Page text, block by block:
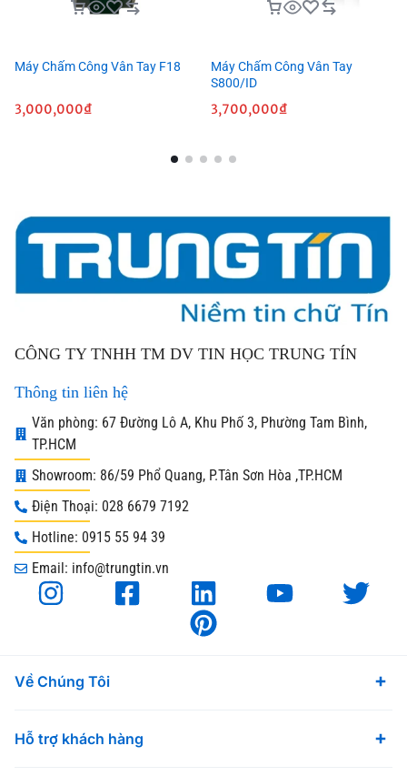
Máy Chấm Công Vân Tay F18
3,000,000₫
Máy Chấm Công Vân Tay
S800/ID
3,700,000₫
CÔNG TY TNHH TM DV TIN HỌC TRUNG TÍN
Thông tin liên hệ
Văn phòng: 67 Đường Lô A, Khu Phố 3, Phường Tam Bình,
TP.HCM
Showroom: 86/59 Phổ Quang, P.Tân Sơn Hòa ,TP.HCM
Điện Thoại: 028 6679 7192
Hotline: 0915 55 94 39
Email: info@trungtin.vn
Về Chúng Tôi
Hỗ trợ khách hàng